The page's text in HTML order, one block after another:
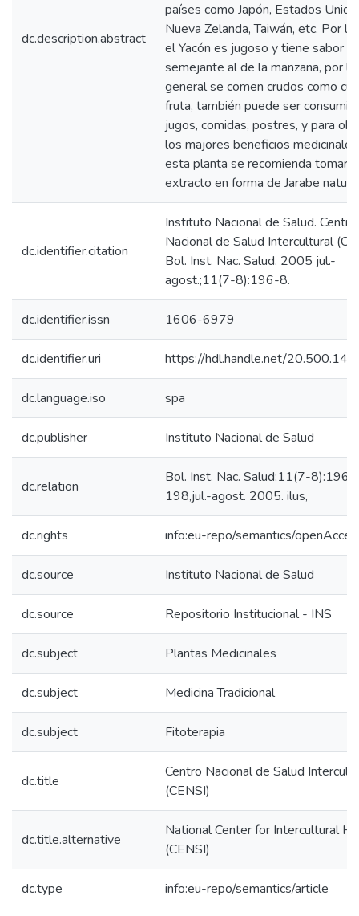
dc.description.abstract
países como Japón, Estados
Nueva Zelanda, Taiwán, etc. Por
el Yacón es jugoso y tiene sabor
semejante al de la manzana, por lo
general se comen crudos como
fruta, también puede ser
jugos, comidas, postres, y para
los majores beneficios
esta planta se recomienda tomar
extracto en forma de Jarabe
dc.identifier.citation
Instituto Nacional de Salud. Centro
Nacional de Salud Intercultural
Bol. Inst. Nac. Salud. 2005 jul.-
agost.;11(7-8):196-8.
dc.identifier.issn 1606-6979
dc.identifier.uri https://hdl.handle.net/
dc.language.iso spa
dc.publisher Instituto Nacional de Salud
dc.relation
Bol. Inst. Nac. Salud;11(7-8):196-
198,jul.-agost. 2005. ilus,
dc.rights info:eu-repo/semantics/
dc.source Instituto Nacional de Salud
dc.source Repositorio Institucional - INS
dc.subject Plantas Medicinales
dc.subject Medicina Tradicional
dc.subject Fitoterapia
dc.title
Centro Nacional de Salud
(CENSI)
dc.title.alternative
National Center for Intercultural
(CENSI)
dc.type info:eu-repo/semantics/article